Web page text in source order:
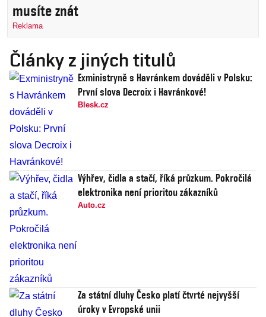
musíte znát
Reklama
Články z jiných titulů
Exministryně s Havránkem dováděli v Polsku:
První slova Decroix i Havránkové!
Blesk.cz
Výhřev, čidla a stačí, říká průzkum. Pokročilá
elektronika není prioritou zákazníků
Auto.cz
Za státní dluhy Česko platí čtvrté nejvyšší
úroky v Evropské unii